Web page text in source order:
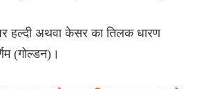
हल्दी अथवा केसर का तिलक धारण
(गोल्डन)।